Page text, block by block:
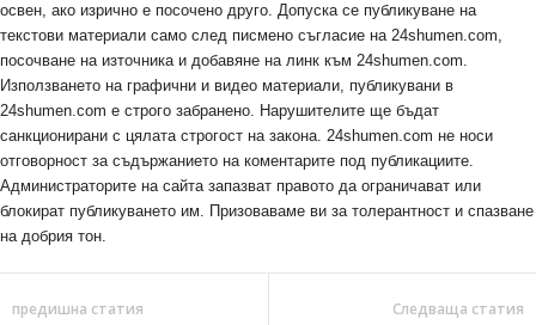
освен, ако изрично е посочено друго. Допуска се публикуване на
текстови материали само след писмено съгласие на 24shumen.com,
посочване на източника и добавяне на линк към 24shumen.com.
Използването на графични и видео материали, публикувани в
24shumen.com е строго забранено. Нарушителите ще бъдат
санкционирани с цялата строгост на закона. 24shumen.com не носи
отговорност за съдържанието на коментарите под публикациите.
Администраторите на сайта запазват правото да ограничават или
блокират публикуването им. Призоваваме ви за толерантност и спазване
на добрия тон.
предишна статия Следваща статия